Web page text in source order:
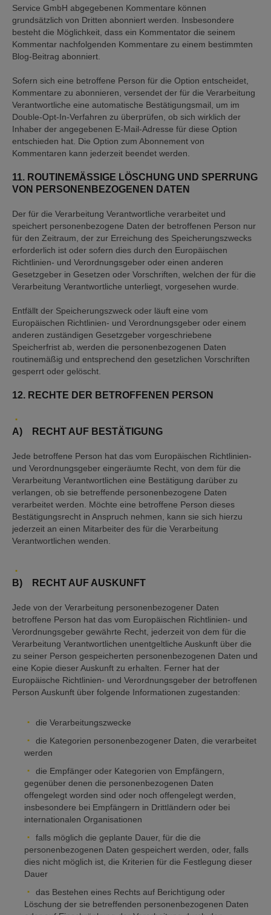
Service GmbH abgegebenen Kommentare können
grundsätzlich von Dritten abonniert werden. Insbesondere
besteht die Möglichkeit, dass ein Kommentator die seinem
Kommentar nachfolgenden Kommentare zu einem bestimmten
Blog-Beitrag abonniert.
Sofern sich eine betroffene Person für die Option entscheidet,
Kommentare zu abonnieren, versendet der für die Verarbeitung
Verantwortliche eine automatische Bestätigungsmail, um im
Double-Opt-In-Verfahren zu überprüfen, ob sich wirklich der
Inhaber der angegebenen E-Mail-Adresse für diese Option
entschieden hat. Die Option zum Abonnement von
Kommentaren kann jederzeit beendet werden.
11. ROUTINEMÄSSIGE LÖSCHUNG UND SPERRUNG V
ON PERSONENBEZOGENEN DATEN
Der für die Verarbeitung Verantwortliche verarbeitet und
speichert personenbezogene Daten der betroffenen Person nur
für den Zeitraum, der zur Erreichung des Speicherungszwecks
erforderlich ist oder sofern dies durch den Europäischen
Richtlinien- und Verordnungsgeber oder einen anderen
Gesetzgeber in Gesetzen oder Vorschriften, welchen der für die
Verarbeitung Verantwortliche unterliegt, vorgesehen wurde.
Entfällt der Speicherungszweck oder läuft eine vom
Europäischen Richtlinien- und Verordnungsgeber oder einem
anderen zuständigen Gesetzgeber vorgeschriebene
Speicherfrist ab, werden die personenbezogenen Daten
routinemäßig und entsprechend den gesetzlichen Vorschriften
gesperrt oder gelöscht.
12. RECHTE DER BETROFFENEN PERSON
A) RECHT AUF BESTÄTIGUNG
Jede betroffene Person hat das vom Europäischen Richtlinien-
und Verordnungsgeber eingeräumte Recht, von dem für die
Verarbeitung Verantwortlichen eine Bestätigung darüber zu
verlangen, ob sie betreffende personenbezogene Daten
verarbeitet werden. Möchte eine betroffene Person dieses
Bestätigungsrecht in Anspruch nehmen, kann sie sich hierzu
jederzeit an einen Mitarbeiter des für die Verarbeitung
Verantwortlichen wenden.
B) RECHT AUF AUSKUNFT
Jede von der Verarbeitung personenbezogener Daten
betroffene Person hat das vom Europäischen Richtlinien- und
Verordnungsgeber gewährte Recht, jederzeit von dem für die
Verarbeitung Verantwortlichen unentgeltliche Auskunft über die
zu seiner Person gespeicherten personenbezogenen Daten und
eine Kopie dieser Auskunft zu erhalten. Ferner hat der
Europäische Richtlinien- und Verordnungsgeber der betroffenen
Person Auskunft über folgende Informationen zugestanden:
die Verarbeitungszwecke
die Kategorien personenbezogener Daten, die verarbeitet
werden
die Empfänger oder Kategorien von Empfängern,
gegenüber denen die personenbezogenen Daten
offengelegt worden sind oder noch offengelegt werden,
insbesondere bei Empfängern in Drittländern oder bei
internationalen Organisationen
falls möglich die geplante Dauer, für die die
personenbezogenen Daten gespeichert werden, oder, falls
dies nicht möglich ist, die Kriterien für die Festlegung dieser
Dauer
das Bestehen eines Rechts auf Berichtigung oder
Löschung der sie betreffenden personenbezogenen Daten